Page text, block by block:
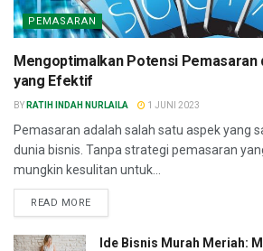
PEMASARAN
Mengoptimalkan Potensi Pemasaran
yang Efektif
BY RATIH INDAH NURLAILA 1 JUNI 2023
Pemasaran adalah salah satu aspek yang
dunia bisnis. Tanpa strategi pemasaran
mungkin kesulitan untuk...
READ MORE
Ide Bisnis Murah Meriah: